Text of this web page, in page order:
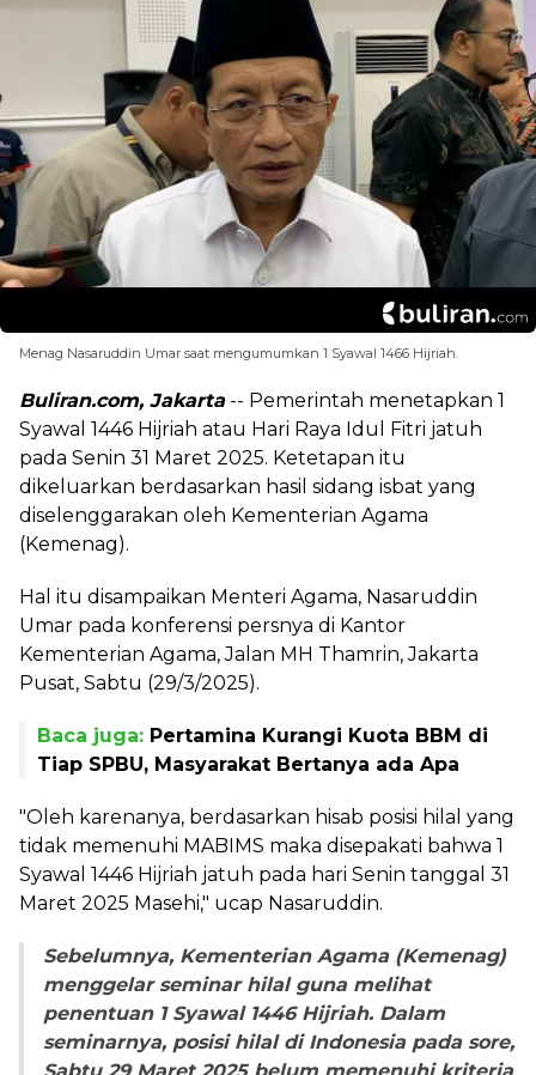
Menag Nasaruddin Umar saat mengumumkan 1 Syawal 1466 Hijriah.
Buliran.com, Jakarta-- Pemerintah menetapkan 1
Syawal 1446 Hijriah atau Hari Raya Idul Fitri jatuh
pada Senin 31 Maret 2025. Ketetapan itu
dikeluarkan berdasarkan hasil sidang isbat yang
diselenggarakan oleh Kementerian Agama
(Kemenag).
Hal itu disampaikan Menteri Agama, Nasaruddin
Umar pada konferensi persnya di Kantor
Kementerian Agama, Jalan MH Thamrin, Jakarta
Pusat, Sabtu (29/3/2025).
Baca juga: Pertamina Kurangi Kuota BBM di
Tiap SPBU, Masyarakat Bertanya ada Apa
"Oleh karenanya, berdasarkan hisab posisi hilal yang
tidak memenuhi MABIMS maka disepakati bahwa 1
Syawal 1446 Hijriah jatuh pada hari Senin tanggal 31
Maret 2025 Masehi," ucap Nasaruddin.
Sebelumnya, Kementerian Agama (Kemenag)
menggelar seminar hilal guna melihat
penentuan 1 Syawal 1446 Hijriah. Dalam
seminarnya, posisi hilal di Indonesia pada sore,
Sabtu 29 Maret 2025 belum memenuhi kriteria